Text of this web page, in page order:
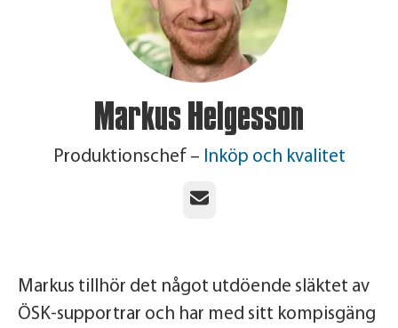
Markus Helgesson
Produktionschef – Inköp och kvalitet
E-post
Markus tillhör det något utdöende släktet av
ÖSK-supportrar och har med sitt kompisgäng